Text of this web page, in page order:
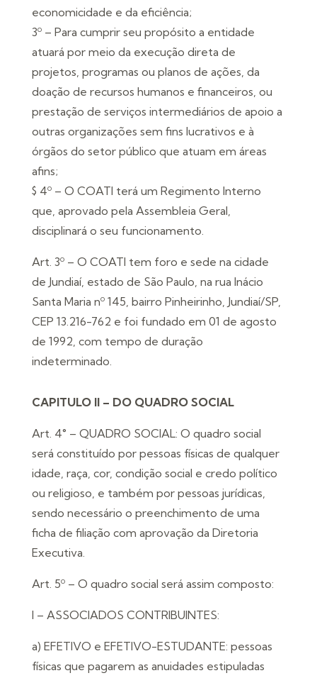
economicidade e da eficiência;
3º – Para cumprir seu propósito a entidade
atuará por meio da execução direta de
projetos, programas ou planos de ações, da
doação de recursos humanos e financeiros, ou
prestação de serviços intermediários de apoio a
outras organizações sem fins lucrativos e à
órgãos do setor público que atuam em áreas
afins;
$ 4º – O COATI terá um Regimento Interno
que, aprovado pela Assembleia Geral,
disciplinará o seu funcionamento.
Art. 3º – O COATI tem foro e sede na cidade
de Jundiaí, estado de São Paulo, na rua Inácio
Santa Maria nº 145, bairro Pinheirinho, Jundiaí/SP,
CEP 13.216-762 e foi fundado em 01 de agosto
de 1992, com tempo de duração
indeterminado.
CAPITULO II – DO QUADRO SOCIAL
Art. 4° – QUADRO SOCIAL: O quadro social
será constituído por pessoas físicas de qualquer
idade, raça, cor, condição social e credo político
ou religioso, e também por pessoas jurídicas,
sendo necessário o preenchimento de uma
ficha de filiação com aprovação da Diretoria
Executiva.
Art. 5º – O quadro social será assim composto:
I – ASSOCIADOS CONTRIBUINTES:
a) EFETIVO e EFETIVO-ESTUDANTE: pessoas
físicas que pagarem as anuidades estipuladas